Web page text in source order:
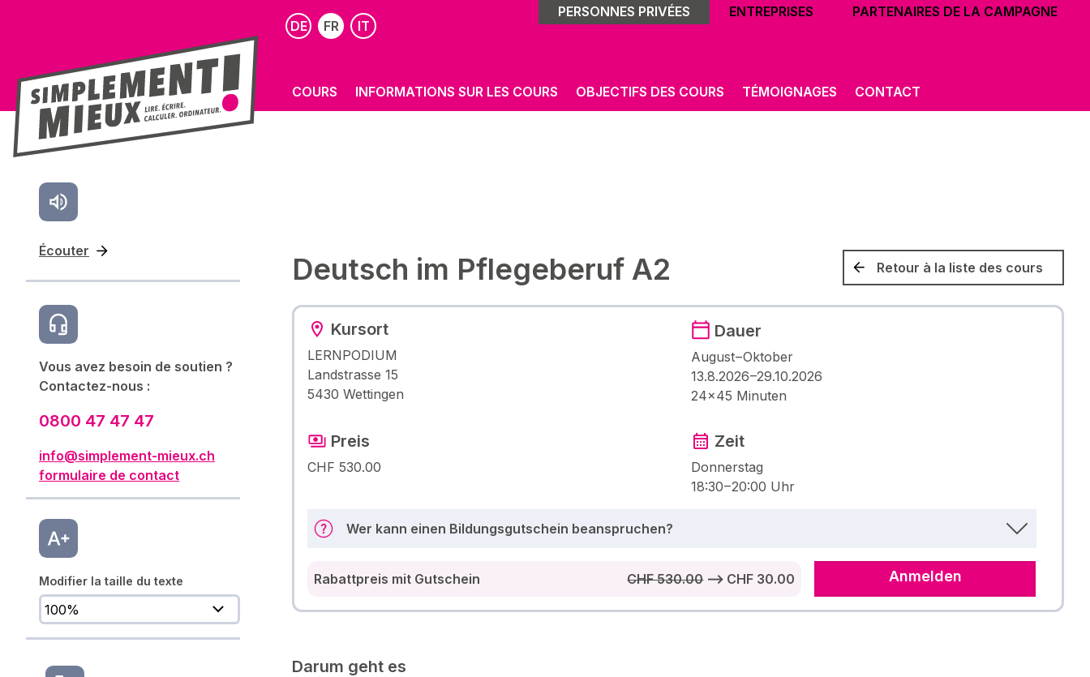
DE FR IT
PERSONNES PRIVÉES ENTREPRISES PARTENAIRES DE LA CAMPAGNE
COURS INFORMATIONS SUR LES COURS OBJECTIFS DES COURS TÉMOIGNAGES CONTACT
Écouter
Deutsch im Pflegeberuf A2 Retour à la liste des cours
Vous avez besoin de soutien ?
Contactez-nous :
0800 47 47 47
info@simplement-mieux.ch
formulaire de contact
Modifier la taille du texte
Kursort
LERNPODIUM
Landstrasse 15
5430 Wettingen
Dauer
August – Oktober
13.8.2026 –29.10.2026
24×45 Minuten
Preis
CHF 530.00
Zeit
Donnerstag
18:30 – 20:00 Uhr
Wer kann einen Bildungsgutschein beanspruchen?
Rabattpreis mit Gutschein CHF 530.00⟶ CHF 30.00 Anmelden
Darum geht es